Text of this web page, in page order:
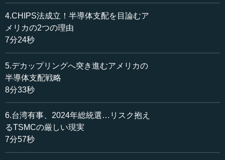
で「速い」という意味だそうですが、これには8社の日本の
会社――トヨタ、NTT、ソニー、NEC、ソフトバンク、デ
ンソー、キオクシア、三菱（UFJ）銀行――が参加しま
す。これを主導した東京エレクトロン元社長の東哲郎さん
は大変な国際派の人ですが、積極的に声をかけて始めたの
です。
この会社は何をするのかというと、「ビヨンド2ナノ」と
体の製造技術を確立して、2020年代後半、2027年が目標に
なっているようですけれども、製造ラインの構築を目指す
ということです。そこで経産省は早速補正予算を組み、直
ちに700億円支援しています。
4.CHIPS法成立！半導体支配を目論むア
メリカの2つの理由
7分24秒
5.デカップリングへ突き進むアメリカの
半導体支配戦略
8分33秒
6.台湾有事、2024年総統選…リスク抱え
るTSMCの厳しい現実
7分57秒